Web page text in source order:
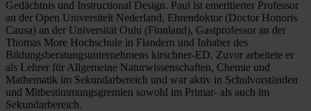
Gedächtnis und Instructional Design. Paul ist emeritierter Professor
an der Open Universiteit Nederland, Ehrendoktor (Doctor Honoris
Causa) an der Universität Oulu (Finnland), Gastprofessor an der
Thomas More Hochschule in Flandern und Inhaber des
Bildungsberatungsunternehmens kirschner-ED. Zuvor arbeitete er
als Lehrer für Allgemeine Naturwissenschaften, Chemie und
Mathematik im Sekundarbereich und war aktiv in Schulvorständen
und Mitbestimmungsgremien sowohl im Primar- als auch im
Sekundarbereich.